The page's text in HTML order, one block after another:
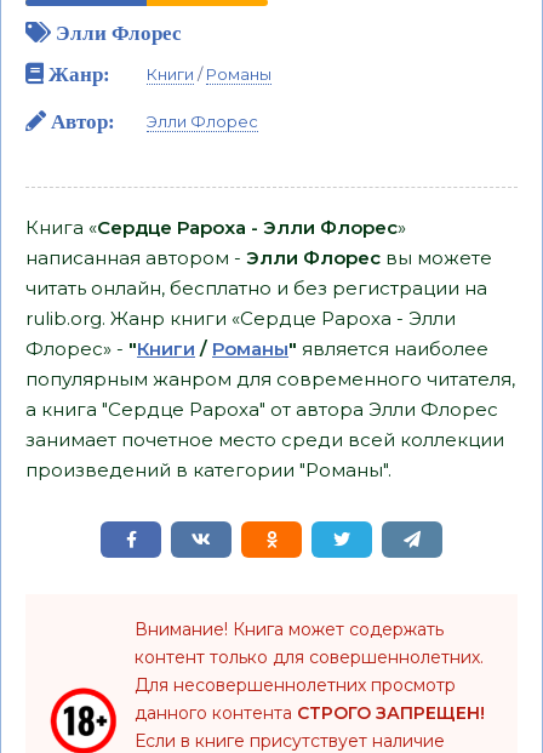
Элли Флорес
Жанр:
Книги /Романы
Автор: Элли Флорес
Книга «Сердце Рароха - Элли Флорес»
написанная автором - Элли Флорес вы можете
читать онлайн, бесплатно и без регистрации на
rulib.org. Жанр книги «Сердце Рароха - Элли
Флорес» - "Книги / Романы" является наиболее
популярным жанром для современного читателя,
а книга "Сердце Рароха" от автора Элли Флорес
занимает почетное место среди всей коллекции
произведений в категории "Романы".
Внимание! Книга может содержать
контент только для совершеннолетних.
Для несовершеннолетних просмотр
данного контента СТРОГО ЗАПРЕЩЕН!
Если в книге присутствует наличие